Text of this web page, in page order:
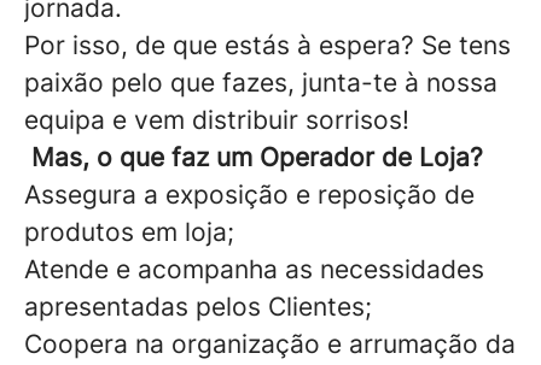
jornada.
Por isso, de que estás à espera? Se tens
paixão pelo que fazes, junta-te à nossa
equipa e vem distribuir sorrisos!
Mas, o que faz um Operador de Loja?
Assegura a exposição e reposição de
produtos em loja;
Atende e acompanha as necessidades
apresentadas pelos Clientes;
Coopera na organização e arrumação da